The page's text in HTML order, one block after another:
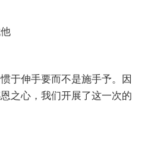
伸手要而不是施手予。因
之心，我们开展了这一次的